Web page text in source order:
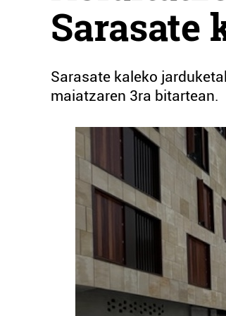
Sarasate
Sarasate kaleko
maiatzaren 3ra bitartean.